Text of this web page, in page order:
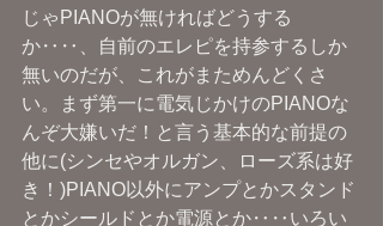
じゃPIANOが無ければどうする
か‥‥、自前のエレピを持参するしか
無いのだが、これがまためんどくさ
い。まず第一に電気じかけのPIANOな
んぞ大嫌いだ！と言う基本的な前提の
他に(シンセやオルガン、ローズ系は好
き！)PIANO以外にアンプとかスタンド
とかシールドとか電源とか‥‥いろい